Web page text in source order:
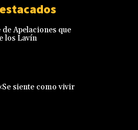
Apelaciones que
los Lavín
siente como vivir